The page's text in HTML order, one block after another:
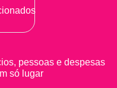
pessoas e despesas
só lugar